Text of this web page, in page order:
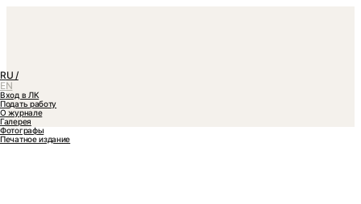
RU /
EN
Вход в ЛК
Подать работу
О журнале
Галерея
Фотографы
Печатное издание